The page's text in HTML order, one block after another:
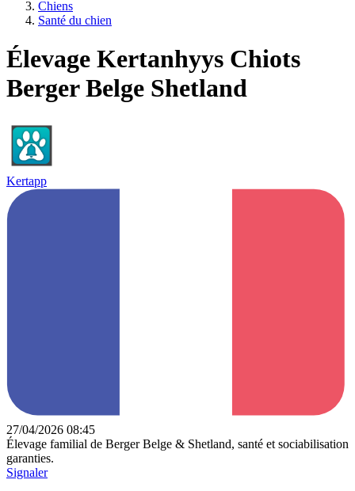
Chiens
Santé du chien
Élevage Kertanhyys Chiots
Berger Belge Shetland
Kertapp
27/04/2026 08:45
Élevage familial de Berger Belge & Shetland, santé et sociabilisation
garanties.
Signaler